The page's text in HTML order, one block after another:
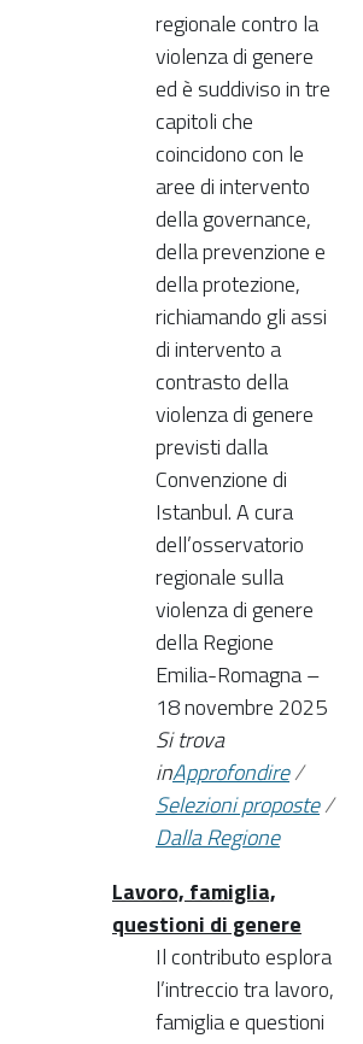
regionale contro la
violenza di genere
ed è suddiviso in tre
capitoli che
coincidono con le
aree di intervento
della governance,
della prevenzione e
della protezione,
richiamando gli assi
di intervento a
contrasto della
violenza di genere
previsti dalla
Convenzione di
Istanbul. A cura
dell’osservatorio
regionale sulla
violenza di genere
della Regione
Emilia-Romagna –
18 novembre 2025
Si trova
inApprofondire/
Selezioni proposte/
Dalla Regione
Lavoro, famiglia,
questioni di genere
Il contributo esplora
l’intreccio tra lavoro,
famiglia e questioni